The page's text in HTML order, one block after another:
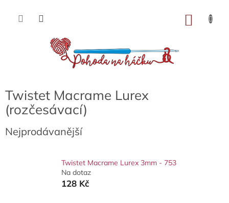
obsah
Twistet Macrame Lurex
(rozčesávací)
Nejprodávanější
Twistet Macrame Lurex 3mm - 753
Na dotaz
128 Kč